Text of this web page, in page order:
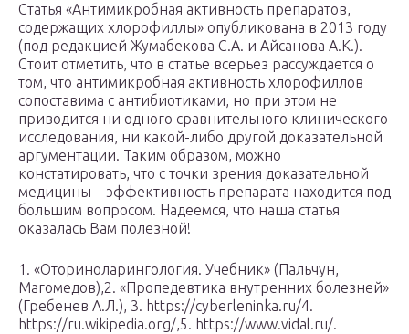
Статья «Антимикробная активность препаратов,
содержащих хлорофиллы» опубликована в 2013 году
(под редакцией Жумабекова С.А. и Айсанова А.К.).
Стоит отметить, что в статье всерьез рассуждается о
том, что антимикробная активность хлорофиллов
сопоставима с антибиотиками, но при этом не
приводится ни одного сравнительного клинического
исследования, ни какой-либо другой доказательной
аргументации. Таким образом, можно
констатировать, что с точки зрения доказательной
медицины – эффективность препарата находится под
большим вопросом. Надеемся, что наша статья
оказалась Вам полезной!
1. «Оториноларингология. Учебник» (Пальчун,
Магомедов),2. «Пропедевтика внутренних болезней»
(Гребенев А.Л.), 3. https://cyberleninka.ru/4.
https://ru.wikipedia.org/,5. https://www.vidal.ru/.